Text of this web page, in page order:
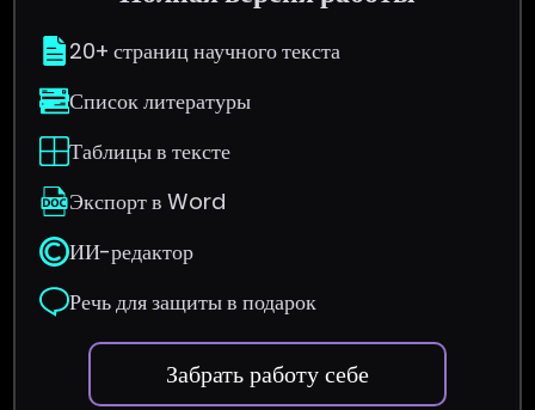
20+ страниц научного текста
Список литературы
Таблицы в тексте
Экспорт в Word
ИИ-редактор
Речь для защиты в подарок
Забрать работу себе